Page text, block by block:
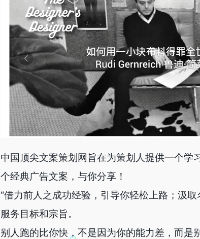
中国顶尖文案策划网旨在为策划人提供一个
个经典广告文案，与你分享！
“借力前人之成功经验，引导你轻松上路；汲
服务目标和宗旨。
别人跑的比你快，不是因为你的能力差，而